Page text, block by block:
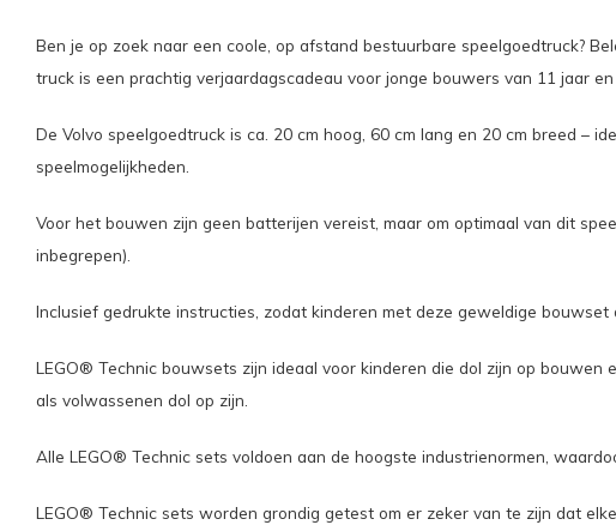
Ben je op zoek naar een coole, op afstand bestuurbare speelgoedtruck?
truck is een prachtig verjaardagscadeau voor jonge bouwers van 11 jaar en
De Volvo speelgoedtruck is ca. 20 cm hoog, 60 cm lang en 20 cm breed –
speelmogelijkheden.
Voor het bouwen zijn geen batterijen vereist, maar om optimaal van dit
inbegrepen).
Inclusief gedrukte instructies, zodat kinderen met deze geweldige bouwset
LEGO® Technic bouwsets zijn ideaal voor kinderen die dol zijn op
als volwassenen dol op zijn.
Alle LEGO® Technic sets voldoen aan de hoogste industrienormen,
LEGO® Technic sets worden grondig getest om er zeker van te zijn dat